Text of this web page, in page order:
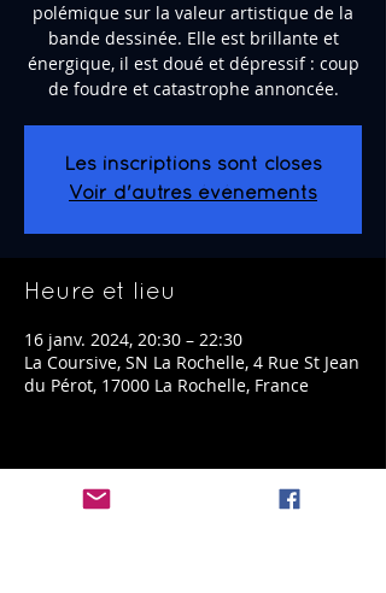
polémique sur la valeur artistique de la
bande dessinée. Elle est brillante et
énergique, il est doué et dépressif : coup
de foudre et catastrophe annoncée.
Les inscriptions sont closes
Voir d'autres événements
Heure et lieu
16 janv. 2024, 20:30 – 22:30
La Coursive, SN La Rochelle, 4 Rue St Jean
du Pérot, 17000 La Rochelle, France